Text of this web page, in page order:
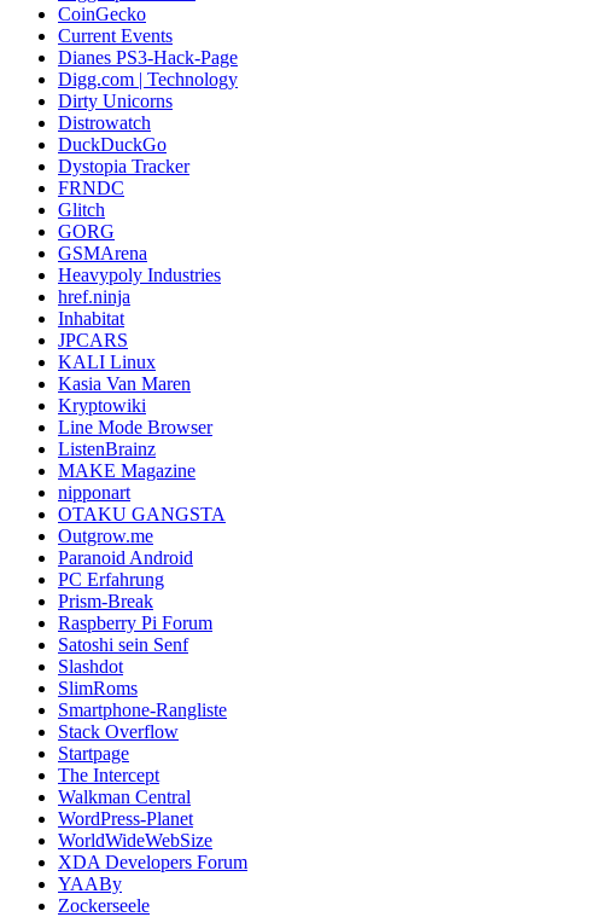
CoinGecko
Current Events
Dianes PS3-Hack-Page
Digg.com | Technology
Dirty Unicorns
Distrowatch
DuckDuckGo
Dystopia Tracker
FRNDC
Glitch
GORG
GSMArena
Heavypoly Industries
href.ninja
Inhabitat
JPCARS
KALI Linux
Kasia Van Maren
Kryptowiki
Line Mode Browser
ListenBrainz
MAKE Magazine
nipponart
OTAKU GANGSTA
Outgrow.me
Paranoid Android
PC Erfahrung
Prism-Break
Raspberry Pi Forum
Satoshi sein Senf
Slashdot
SlimRoms
Smartphone-Rangliste
Stack Overflow
Startpage
The Intercept
Walkman Central
WordPress-Planet
WorldWideWebSize
XDA Developers Forum
YAABy
Zockerseele